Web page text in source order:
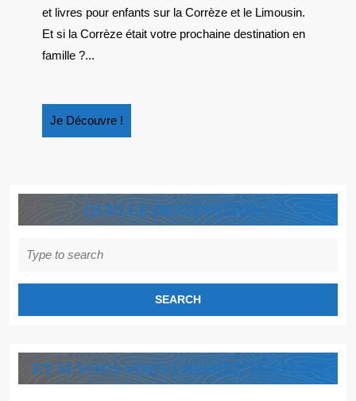
GUIDE
»
et livres pour enfants sur la Corrèze et le Limousin.
Et si la Corrèze était votre prochaine destination en
famille ?...
Je Découvre !
Découvre
QUELLE DESTINATION ?
for:
ET SI VOUS VOUS LAISSIEZ TENTER ?